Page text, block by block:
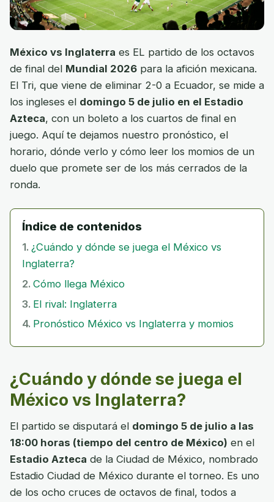
México vs Inglaterra es EL partido de los octavos
de final del Mundial 2026 para la afición mexicana.
El Tri, que viene de eliminar 2-0 a Ecuador, se mide a
los ingleses el domingo 5 de julio en el Estadio
Azteca, con un boleto a los cuartos de final en
juego. Aquí te dejamos nuestro pronóstico, el
horario, dónde verlo y cómo leer los momios de un
duelo que promete ser de los más cerrados de la
ronda.
Índice de contenidos
¿Cuándo y dónde se juega el México vs
Inglaterra?
Cómo llega México
El rival: Inglaterra
Pronóstico México vs Inglaterra y momios
¿Cuándo y dónde se juega el
México vs Inglaterra?
El partido se disputará el domingo 5 de julio a las
18:00 horas (tiempo del centro de México) en el
Estadio Azteca de la Ciudad de México, nombrado
Estadio Ciudad de México durante el torneo. Es uno
de los ocho cruces de octavos de final, todos a